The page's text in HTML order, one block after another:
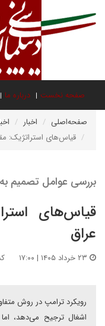
صفحه نخست درباره ما
صفحه‌اصلی اخبار
قیاس‌های استراتژیک:
بررسی عوامل تصمیم
قیاس‌های
عراق
کد
رویکرد ترامپ در روش
اشغال ترجیح می‌دهد،